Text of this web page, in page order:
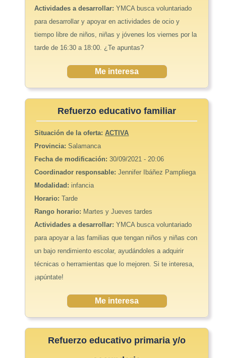
Actividades a desarrollar:YMCA busca voluntariado
para desarrollar y apoyar en actividades de ocio y
tiempo libre de niños, niñas y jóvenes los viernes por la
tarde de 16:30 a 18:00. ¿Te apuntas?
Me interesa
Refuerzo educativo familiar
Situación de la oferta:ACTIVA
Provincia:Salamanca
Fecha de modificación:30/09/2021 - 20:06
Coordinador responsable:Jennifer Ibáñez Pampliega
Modalidad: infancia
Horario:Tarde
Rango horario: Martes y Jueves tardes
Actividades a desarrollar:YMCA busca voluntariado
para apoyar a las familias que tengan niños y niñas con
un bajo rendimiento escolar, ayudándoles a adquirir
técnicas o herramientas que lo mejoren. Si te interesa,
¡apúntate!
Me interesa
Refuerzo educativo primaria y/o